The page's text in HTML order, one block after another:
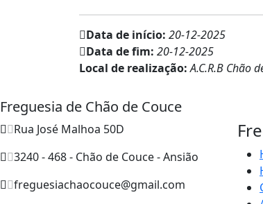
Data de início: 20-12-2025
Data de fim: 20-12-2025
Local de realização:A.C.R.B Chão
Freguesia de Chão de Couce
Rua José Malhoa 50D
3240 - 468 - Chão de Couce - Ansião
freguesiachaocouce@gmail.com